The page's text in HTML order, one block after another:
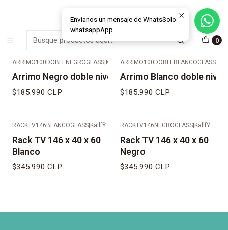
0
MÁS DE 15 AÑOS FABRICANDO E INSTALANDO SOLUCIONES DE
CRISTAL Y VENTANAS
Inicio Muebles & Deco
ARRIMO100DOBLENEGROGLASS KallfŸ
Arrimo Negro doble nivel
$185.990 CLP
ARRIMO100DOBLEBLANCOGLASS
Arrimo Blanco doble nivel
$185.990 CLP
RACKTV146BLANCOGLASS KallfŸ
Rack TV 146 x 40 x 60
Blanco
$345.990 CLP
RACKTV146NEGROGLASS KallfŸ
Rack TV 146 x 40 x 60
Negro
$345.990 CLP
Envíanos un mensaje de WhatsSolo
whatsappApp